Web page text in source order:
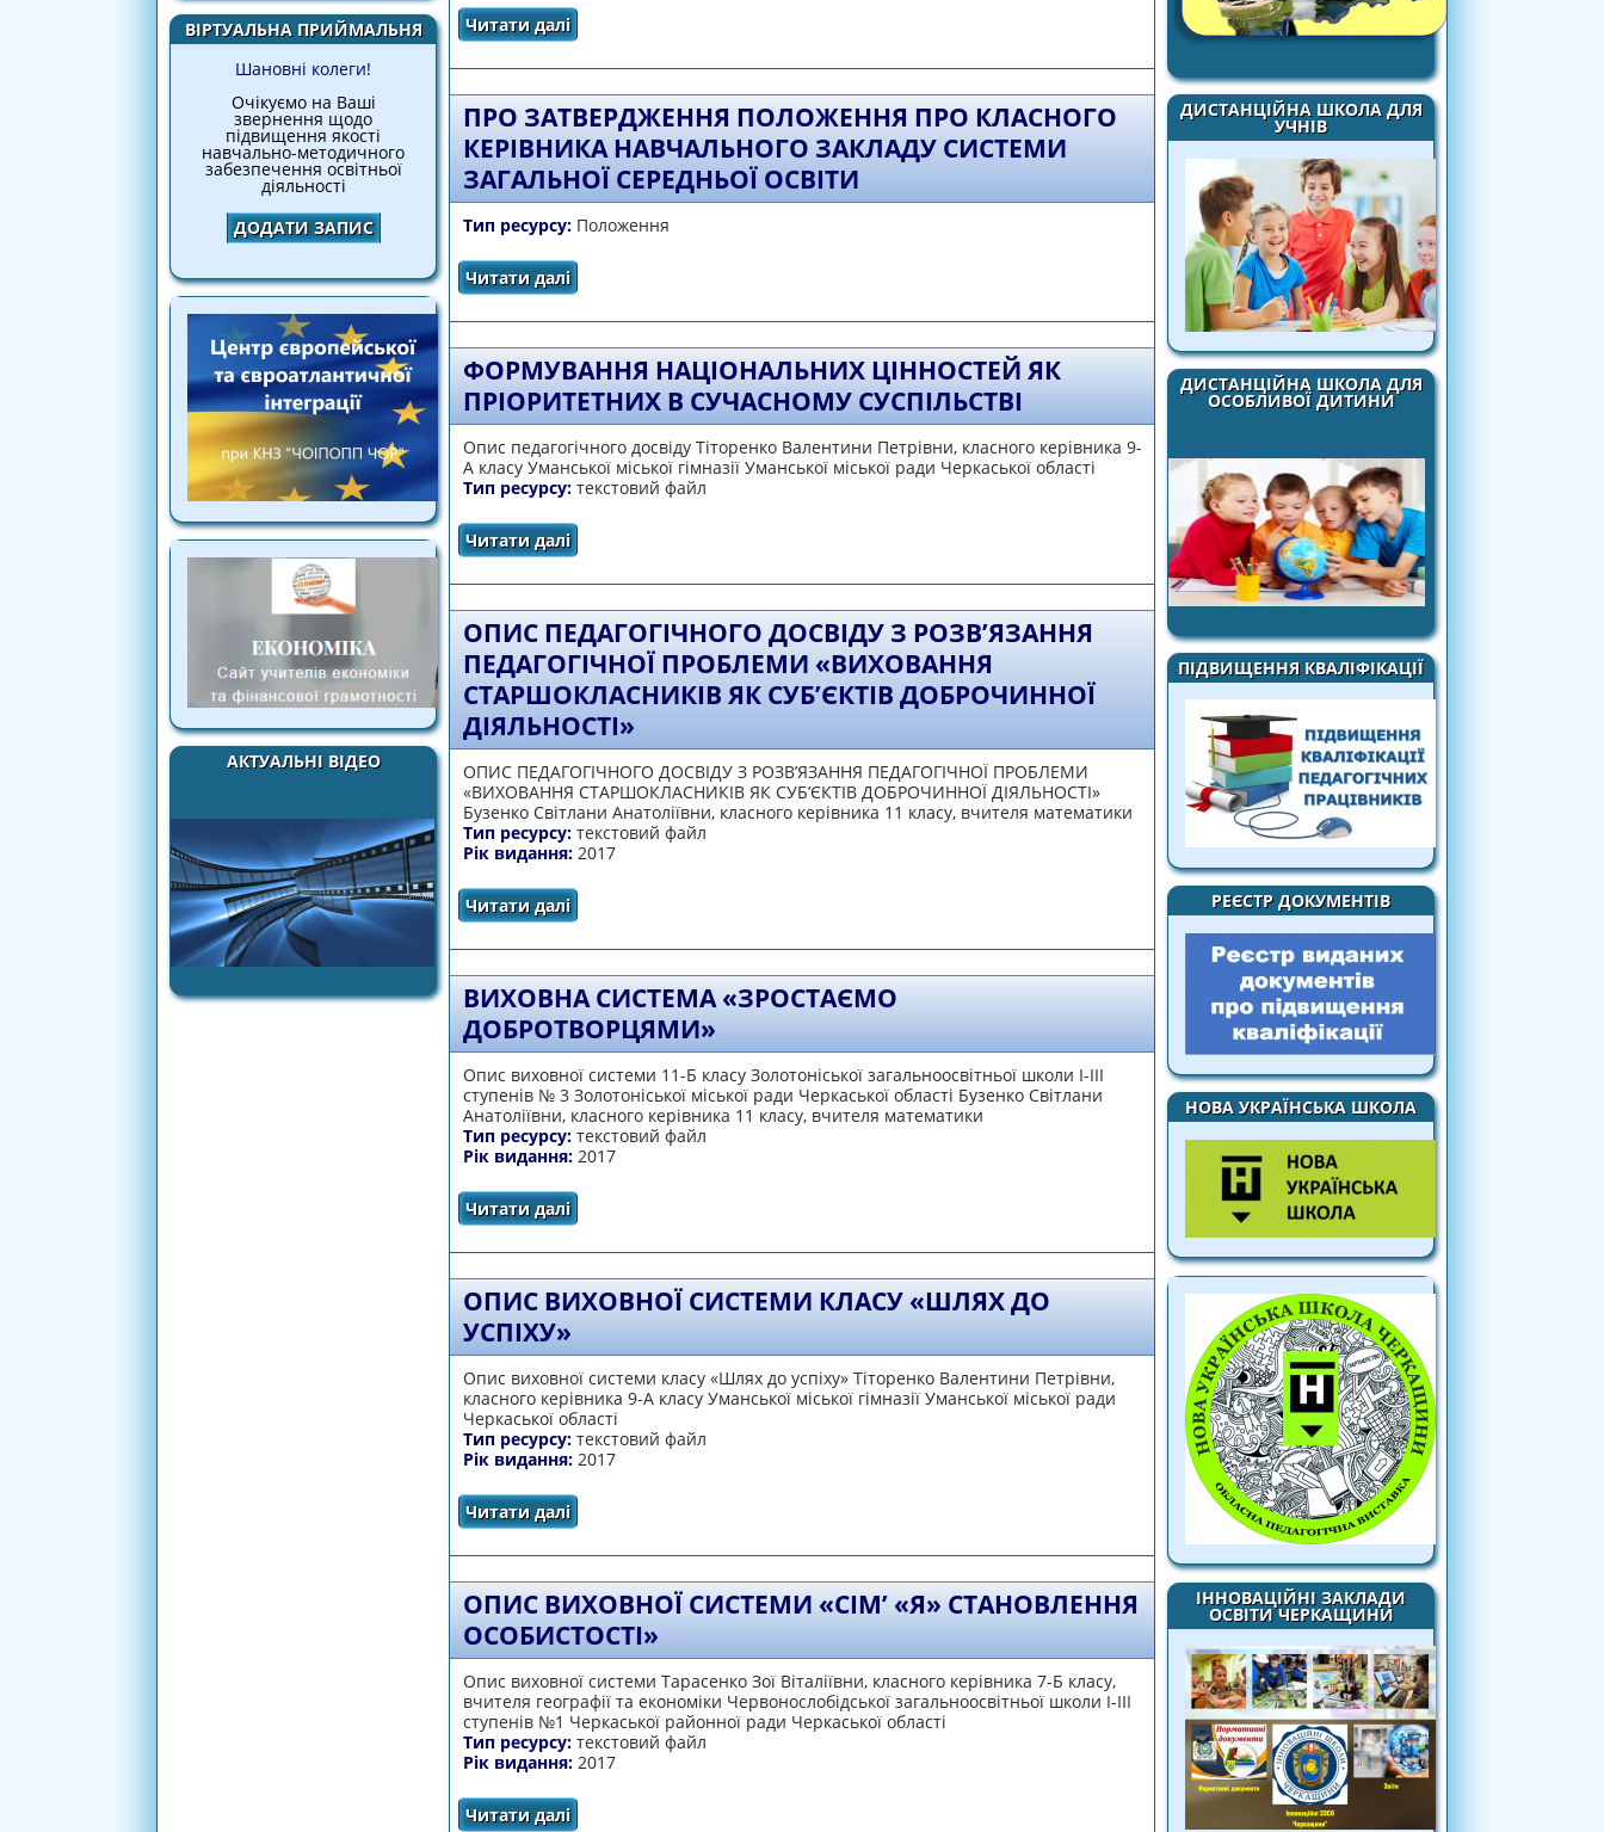
ВІРТУАЛЬНА ПРИЙМАЛЬНЯ
Шановні колеги!
Очікуємо на Ваші
звернення щодо
підвищення якості
навчально-методичного
забезпечення освітньої
діяльності
ДОДАТИ ЗАПИС
АКТУАЛЬНІ ВІДЕО
ДИСТАНЦІЙНА ШКОЛА ДЛЯ
УЧНІВ
ДИСТАНЦІЙНА ШКОЛА ДЛЯ
ОСОБЛИВОЇ ДИТИНИ
ПІДВИЩЕННЯ КВАЛІФІКАЦІЇ
РЕЄСТР ДОКУМЕНТІВ
НОВА УКРАЇНСЬКА ШКОЛА
ІННОВАЦІЙНІ ЗАКЛАДИ
ОСВІТИ ЧЕРКАЩИНИ
Читати даліпро ПРОСПЕКТ ГЕРОЇВ ЧЕРКАЩИНИ
ПРО ЗАТВЕРДЖЕННЯ ПОЛОЖЕННЯ ПРО КЛАСНОГО
КЕРІВНИКА НАВЧАЛЬНОГО ЗАКЛАДУ СИСТЕМИ
ЗАГАЛЬНОЇ СЕРЕДНЬОЇ ОСВІТИ
Тип ресурсу: Положення
Читати далі
про Про затвердження Положення про класного керівника навчального закладу системи
ФОРМУВАННЯ НАЦІОНАЛЬНИХ ЦІННОСТЕЙ ЯК
ПРІОРИТЕТНИХ В СУЧАСНОМУ СУСПІЛЬСТВІ
Опис педагогічного досвіду Тіторенко Валентини Петрівни, класного керівника 9-
А класу Уманської міської гімназії Уманської міської ради Черкаської області
Тип ресурсу: текстовий файл
Читати даліпро Формування національних цінностей як пріоритетних в сучасному суспільстві
ОПИС ПЕДАГОГІЧНОГО ДОСВІДУ З РОЗВ’ЯЗАННЯ
ПЕДАГОГІЧНОЇ ПРОБЛЕМИ «ВИХОВАННЯ
СТАРШОКЛАСНИКІВ ЯК СУБ’ЄКТІВ ДОБРОЧИННОЇ
ДІЯЛЬНОСТІ»
ОПИС ПЕДАГОГІЧНОГО ДОСВІДУ З РОЗВ’ЯЗАННЯ ПЕДАГОГІЧНОЇ ПРОБЛЕМИ
«ВИХОВАННЯ СТАРШОКЛАСНИКІВ ЯК СУБ’ЄКТІВ ДОБРОЧИННОЇ ДІЯЛЬНОСТІ»
Бузенко Світлани Анатоліївни, класного керівника 11 класу, вчителя математики
Тип ресурсу: текстовий файл
Рік видання: 2017
Читати далі
про ОПИС ПЕДАГОГІЧНОГО ДОСВІДУ З РОЗВ’ЯЗАННЯ ПЕДАГОГІЧНОЇ ПРОБЛЕМИ «ВИХОВАННЯ
ВИХОВНА СИСТЕМА «ЗРОСТАЄМО
ДОБРОТВОРЦЯМИ»
Опис виховної системи 11-Б класу Золотоніської загальноосвітньої школи І-ІІІ
ступенів № 3 Золотоніської міської ради Черкаської області Бузенко Світлани
Анатоліївни, класного керівника 11 класу, вчителя математики
Тип ресурсу: текстовий файл
Рік видання: 2017
Читати даліпро Виховна система «Зростаємо добротворцями»
ОПИС ВИХОВНОЇ СИСТЕМИ КЛАСУ «ШЛЯХ ДО
УСПІХУ»
Опис виховної системи класу «Шлях до успіху» Тіторенко Валентини Петрівни,
класного керівника 9-А класу Уманської міської гімназії Уманської міської ради
Черкаської області
Тип ресурсу: текстовий файл
Рік видання: 2017
Читати даліпро Опис виховної системи класу «Шлях до успіху»
ОПИС ВИХОВНОЇ СИСТЕМИ «СІМ’ «Я» СТАНОВЛЕННЯ
ОСОБИСТОСТІ»
Опис виховної системи Тарасенко Зої Віталіївни, класного керівника 7-Б класу,
вчителя географії та економіки Червонослобідської загальноосвітньої школи І-ІІІ
ступенів №1 Черкаської районної ради Черкаської області
Тип ресурсу: текстовий файл
Рік видання: 2017
Читати даліпро Опис виховної системи «Сім’ «Я» становлення особистості»